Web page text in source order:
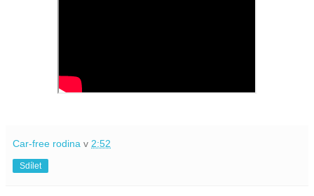
Car-free rodina v 2:52
Sdílet